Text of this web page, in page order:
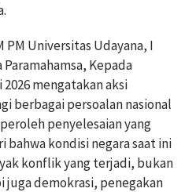
PM Universitas Udayana, I
Kepada
2026 mengatakan aksi
berbagai persoalan nasional
penyelesaian yang
kondisi negara saat ini
konflik yang terjadi, bukan
demokrasi, penegakan